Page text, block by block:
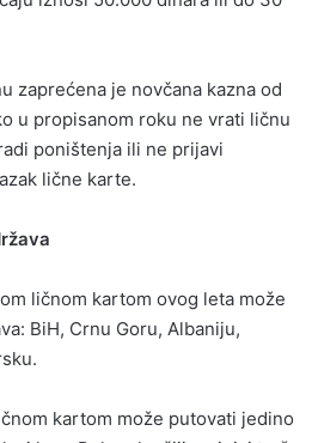
zaprećena je novčana kazna od
u propisanom roku ne vrati ličnu
poništenja ili ne prijavi
lične karte.
ličnom kartom ovog leta može
BiH, Crnu Goru, Albaniju,
kartom može putovati jedino